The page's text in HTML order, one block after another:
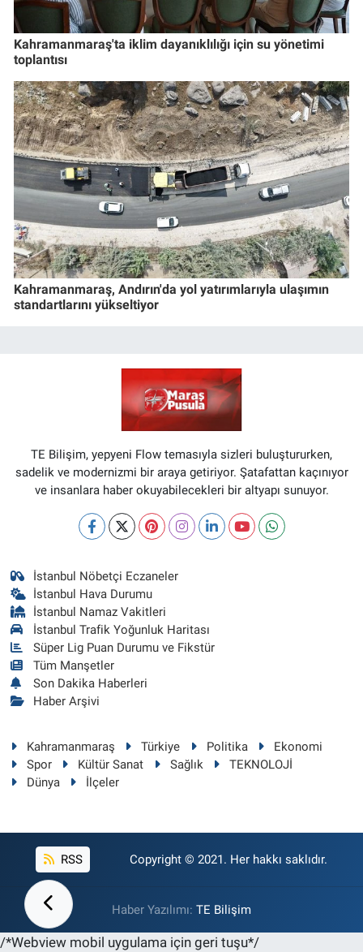
Kahramanmaraş'ta iklim dayanıklılığı için su yönetimi
toplantısı
Kahramanmaraş, Andırın'da yol yatırımlarıyla ulaşımın
standartlarını yükseltiyor
TE Bilişim, yepyeni Flow temasıyla sizleri buluştururken,
sadelik ve modernizmi bir araya getiriyor. Şatafattan kaçınıyor
ve insanlara haber okuyabilecekleri bir altyapı sunuyor.
İstanbul Nöbetçi Eczaneler
İstanbul Hava Durumu
İstanbul Namaz Vakitleri
İstanbul Trafik Yoğunluk Haritası
Süper Lig Puan Durumu ve Fikstür
Tüm Manşetler
Son Dakika Haberleri
Haber Arşivi
Kahramanmaraş Türkiye Politika
Ekonomi
Spor
Kültür Sanat Sağlık
TEKNOLOJİ
Dünya
İlçeler
RSS Copyright © 2021. Her hakkı saklıdır.
Haber Yazılımı: TE Bilişim
/*Webview mobil uygulama için geri tuşu*/